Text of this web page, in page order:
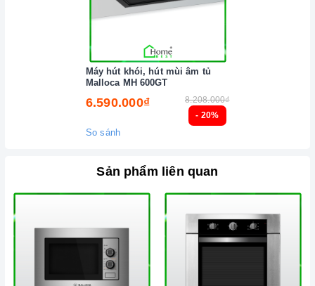
Ảnh minh họa
- 20%
Máy hút khói, hút mùi âm tủ
Malloca MH 600GT
6.590.000₫ 8.208.000₫
So sánh
Sản phẩm liên quan